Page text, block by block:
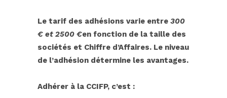
Le tarif des adhésions varie entre 300
€ et 2500 €en fonction de la taille des
sociétés et Chiffre d’Affaires. Le niveau
de l’adhésion détermine les avantages.
Adhérer à la CCIFP, c’est :